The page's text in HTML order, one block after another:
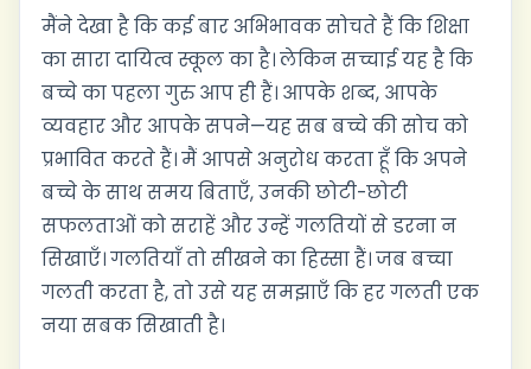
मैंने देखा है कि कई बार अभिभावक सोचते हैं कि शिक्षा
का सारा दायित्व स्कूल का है। लेकिन सच्चाई यह है कि
बच्चे का पहला गुरु आप ही हैं। आपके शब्द, आपके
व्यवहार और आपके सपने—यह सब बच्चे की सोच को
प्रभावित करते हैं। मैं आपसे अनुरोध करता हूँ कि अपने
बच्चे के साथ समय बिताएँ, उनकी छोटी-छोटी
सफलताओं को सराहें और उन्हें गलतियों से डरना न
सिखाएँ। गलतियाँ तो सीखने का हिस्सा हैं। जब बच्चा
गलती करता है, तो उसे यह समझाएँ कि हर गलती एक
नया सबक सिखाती है।